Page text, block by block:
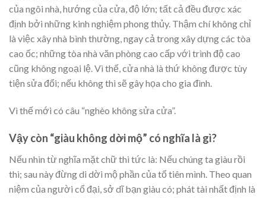
của ngôi nhà, hướng của cửa, độ lớn; tất cả đều được xác
định bởi những kinh nghiệm phong thủy. Thậm chí không chỉ
là việc xây nhà bình thường, ngay cả trong xây dựng các tòa
cao ốc; những tòa nhà văn phòng cao cấp với trình độ cao
cũng không ngoại lệ. Vì thế, cửa nhà là thứ không được tùy
tiện sửa đổi; nếu không thì sẽ gây họa cho gia đình.
Vì thế mới có câu “nghèo không sửa cửa”.
Vậy còn “giàu không dời mộ” có nghĩa là gì?
Nếu nhìn từ nghĩa mặt chữ thì tức là: Nếu chúng ta giàu rồi
thì; sau này đừng di dời mộ phần của tổ tiên mình. Theo quan
niệm của người cổ đại, sở dĩ bạn giàu có; phát tài nhất định là